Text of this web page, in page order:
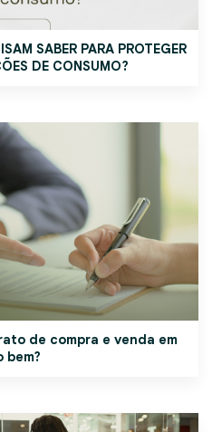
SABER PARA PROTEGER
DE CONSUMO?
de compra e venda em
bem?